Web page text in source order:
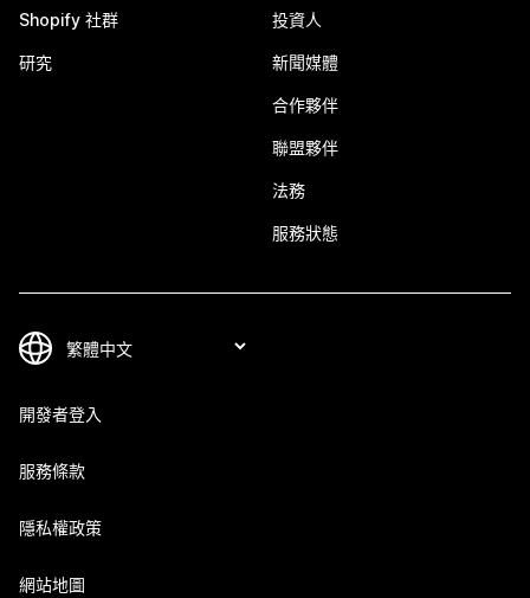
Shopify 社群
研究
投資人
新聞媒體
合作夥伴
聯盟夥伴
法務
服務狀態
開發者登入
服務條款
隱私權政策
網站地圖